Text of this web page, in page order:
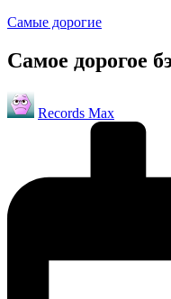
Опубликовано
Самые дорогие
Самое дорогое
Запись
от
Records Max